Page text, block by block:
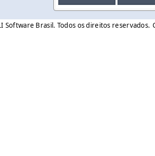
Software Brasil. Todos os direitos reservados.